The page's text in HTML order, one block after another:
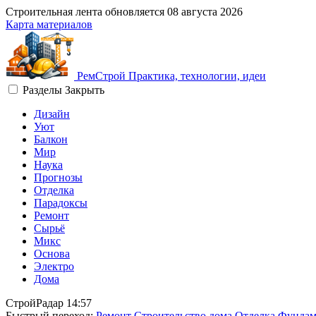
Строительная лента обновляется 08 августа 2026
Карта материалов
РемСтрой Практика, технологии, идеи
Разделы Закрыть
Дизайн
Уют
Балкон
Мир
Наука
Прогнозы
Отделка
Парадоксы
Ремонт
Сырьё
Микс
Основа
Электро
Дома
СтройРадар 14:57